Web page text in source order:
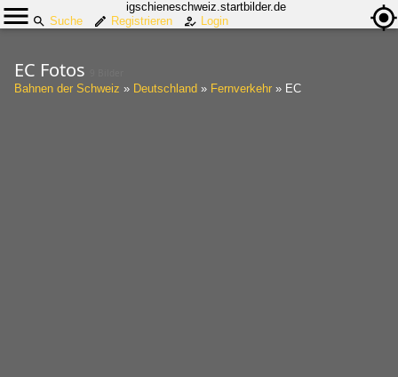
igschieneschweiz.startbilder.de
Suche
Registrieren Login
EC Fotos
Bahnen der Schweiz » Deutschland » Fernverkehr » EC